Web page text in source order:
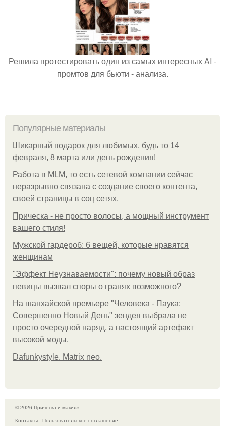
Решила протестировать один из самых интересных AI -
промтов для бьюти - анализа.
Популярные материалы
Шикарный подарок для любимых, будь то 14
февраля, 8 марта или день рождения!
Работа в MLM, то есть сетевой компании сейчас
неразрывно связана с создание своего контента,
своей страницы в соц сетях.
Прическа - не просто волосы, а мощный инструмент
вашего стиля!
Мужской гардероб: 6 вещей, которые нравятся
женщинам
"Эффект Неузнаваемости": почему новый образ
певицы вызвал споры о гранях возможного?
На шанхайской премьере "Человека - Паука:
Совершенно Новый День" зендея выбрала не
просто очередной наряд, а настоящий артефакт
высокой моды.
Dafunkystyle. Matrix neo.
© 2026 Прическа и макияж
Контакты
Пользовательское соглашение